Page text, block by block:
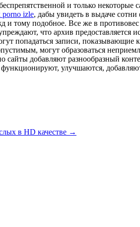
и только
porno izle, дабы увидеть в выдаче
тому подобное. Все же в
что архив
попадаться записи,
могут образоваться
сайты добавляют разнообразный
улучшаются,
в HD качестве →